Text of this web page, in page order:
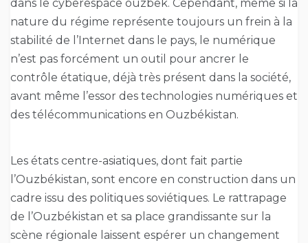
dans le cyberespace ouzbek. Cependant, même si la
nature du régime représente toujours un frein à la
stabilité de l’Internet dans le pays, le numérique
n’est pas forcément un outil pour ancrer le
contrôle étatique, déjà très présent dans la société,
avant même l’essor des technologies numériques et
des télécommunications en Ouzbékistan.
Les états centre-asiatiques, dont fait partie
l’Ouzbékistan, sont encore en construction dans un
cadre issu des politiques soviétiques. Le rattrapage
de l’Ouzbékistan et sa place grandissante sur la
scène régionale laissent espérer un changement